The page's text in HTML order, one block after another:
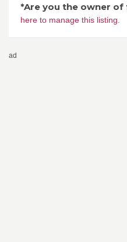
*Are you the owner
here to manage this listing.
ad